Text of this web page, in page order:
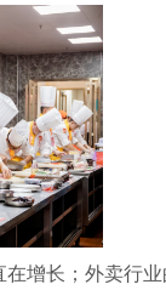
增长；外卖行